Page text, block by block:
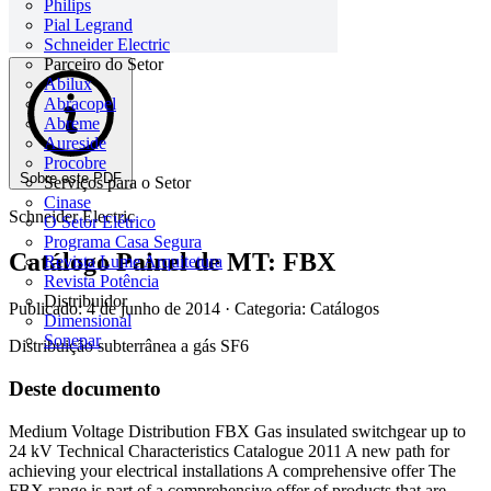
Philips
Pial Legrand
Schneider Electric
Parceiro do Setor
Abilux
Abracopel
Abreme
Aureside
Procobre
Serviços para o Setor
Cinase
O Setor Elétrico
Programa Casa Segura
Revista Lume Arquitetura
Revista Potência
Distribuidor
Dimensional
Sonepar
Sobre este PDF
Schneider Electric
Catálogo Painel de MT: FBX
Publicado: 4 de junho de 2014 · Categoria: Catálogos
Distribuição subterrânea a gás SF6
Deste documento
Medium Voltage Distribution FBX Gas insulated switchgear up to
24 kV Technical Characteristics Catalogue 2011 A new path for
achieving your electrical installations A comprehensive offer The